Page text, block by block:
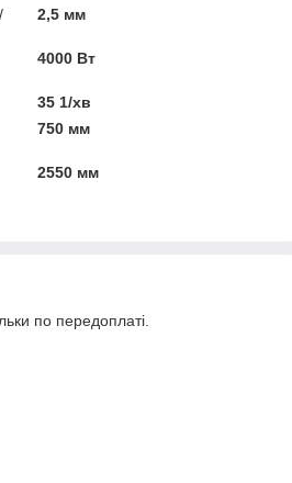
2,5 мм
4000 Вт
35 1/хв
750 мм
2550 мм
по передоплаті.